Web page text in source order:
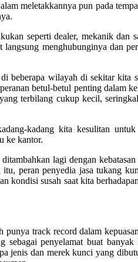
meletakkannya pun pada
seperti dealer, mekanik dan
menghubunginya dan
beberapa wilayah di sekitar kita
betul-betul penting dalam
terbilang cukup kecil,
kadang kita kesulitan untuk
ke kantor.
lagi dengan
peran penyedia jasa tukang
kondisi susah saat kita
track record dalam
sebagai penyelamat buat banyak
jenis dan merek kunci yang